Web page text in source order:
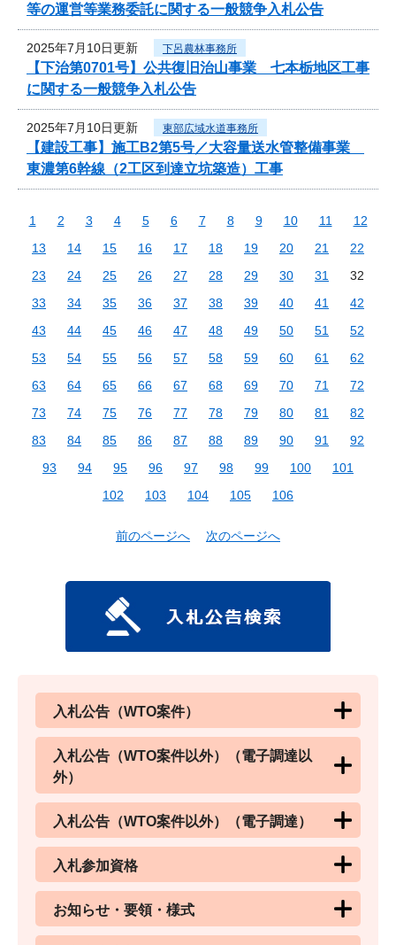
等の運営等業務委託に関する一般競争入札公告
2025年7月10日更新 下呂農林事務所
【下治第0701号】公共復旧治山事業 七本栃地区工事
に関する一般競争入札公告
2025年7月10日更新 東部広域水道事務所
【建設工事】施工B2第5号／大容量送水管整備事業
東濃第6幹線（2工区到達立坑築造）工事
1 2 3 4 5 6 7 8 9 10 11
12
13
14 15 16 17 18 19 20 21
22
23
24 25 26 27 28 29 30 31
32
33
34 35 36 37 38 39 40 41
42
43
44 45 46 47 48 49 50 51
52
53
54 55 56 57 58 59 60 61
62
63
64 65 66 67 68 69 70 71
72
73
74 75 76 77 78 79 80 81
82
83
84 85 86 87 88 89 90 91
92
93
94 95 96 97 98 99 100
101
102
103 104 105 106
前のページへ 次のページへ
入札公告（WTO案件）
入札公告（WTO案件以外）（電子調達以
外）
入札公告（WTO案件以外）（電子調達）
入札参加資格
お知らせ・要領・様式